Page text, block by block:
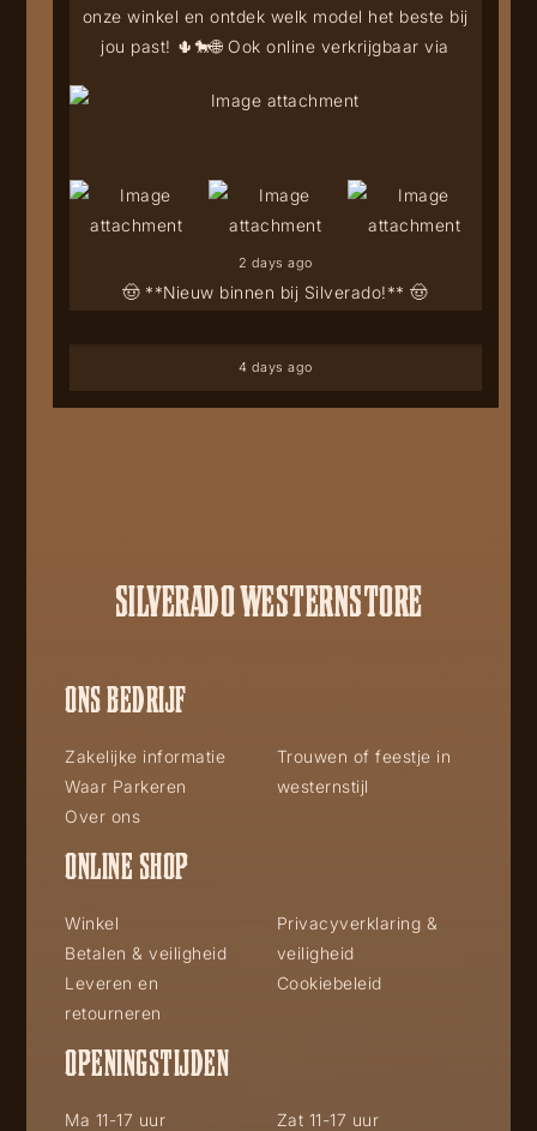
🤠 **Nieuw binnen bij Silverado!** 🤠
onze winkel en ontdek welk model het beste bij
jou past! 🌵🐎🌐 Ook online verkrijgbaar via
2 days ago
4 days ago
SILVERADO WESTERNSTORE
ONS BEDRIJF
Zakelijke informatie
Waar Parkeren
Over ons
Trouwen of feestje in
westernstijl
ONLINE SHOP
Winkel
Betalen & veiligheid
Leveren en
retourneren
Privacyverklaring &
veiligheid
Cookiebeleid
OPENINGSTIJDEN
Ma 11-17 uur
Zat 11-17 uur